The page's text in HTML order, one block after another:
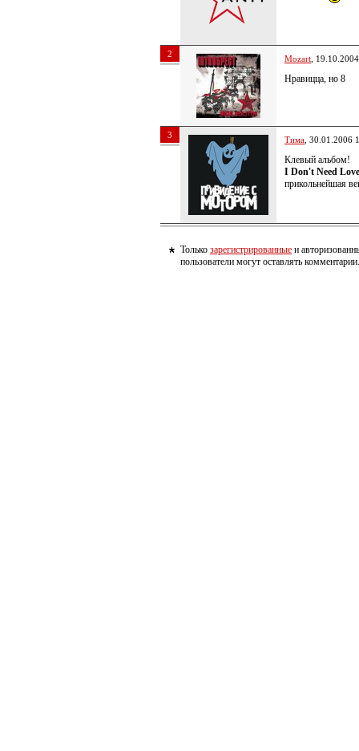
2 Mozart ,
Нравицца, но 8
3 Тима , 30.01.2006
Клевый альбом!
I Don't Need
прикольнейшая
Только зарегистрированные и
пользователи могут оставлять комментарии.